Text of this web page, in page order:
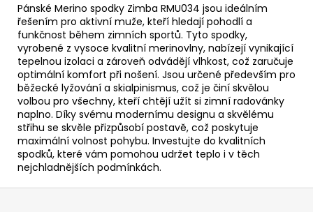
Pánské Merino spodky Zimba RMU034 jsou ideálním
řešením pro aktivní muže, kteří hledají pohodlí a
funkčnost během zimních sportů. Tyto spodky,
vyrobené z vysoce kvalitní merinovlny, nabízejí vynikající
tepelnou izolaci a zároveň odvádějí vlhkost, což zaručuje
optimální komfort při nošení. Jsou určené především pro
běžecké lyžování a skialpinismus, což je činí skvělou
volbou pro všechny, kteří chtějí užít si zimní radovánky
naplno. Díky svému modernímu designu a skvělému
střihu se skvěle přizpůsobí postavě, což poskytuje
maximální volnost pohybu. Investujte do kvalitních
spodků, které vám pomohou udržet teplo i v těch
nejchladnějších podmínkách.
Z